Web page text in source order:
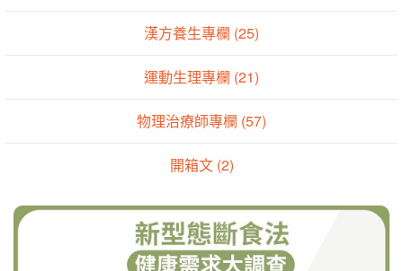
漢方養生專欄 (25)
運動生理專欄 (21)
物理治療師專欄 (57)
開箱文 (2)